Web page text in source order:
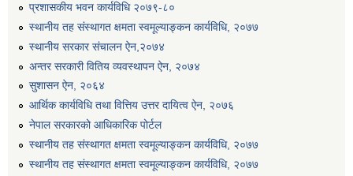
प्रशासकीय भवन कार्यविधि २०७९-८०
स्थानीय तह संस्थागत क्षमता स्वमूल्याङ्कन कार्यविधि, २०७७
स्थानीय सरकार संचालन ऐन,२०७४
अन्तर सरकारी वितिय व्यवस्थापन ऐन, २०७४
सुशासन ऐन, २०६४
आर्थिक कार्यविधि तथा वित्तिय उत्तर दायित्व ऐन, २०७६
नेपाल सरकारको आधिकारिक पोर्टल
स्थानीय तह संस्थागत क्षमता स्वमूल्याङ्कन कार्यविधि, २०७७
स्थानीय तह संस्थागत क्षमता स्वमूल्याङ्कन कार्यविधि, २०७७